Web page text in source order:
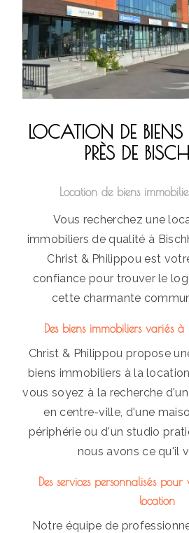
LOCATION DE
PRÈS DE
Location de biens
Vous recherchez une
immobiliers de qualité à
Christ & Philippou est
confiance pour trouver le
cette charmante
Des biens immobiliers variés à
Christ & Philippou propose
biens immobiliers à la
vous soyez à la recherche
en centre-ville, d'une
périphérie ou d'un studio
nous avons ce qu'il
Des services personnalisés
location
Notre équipe de